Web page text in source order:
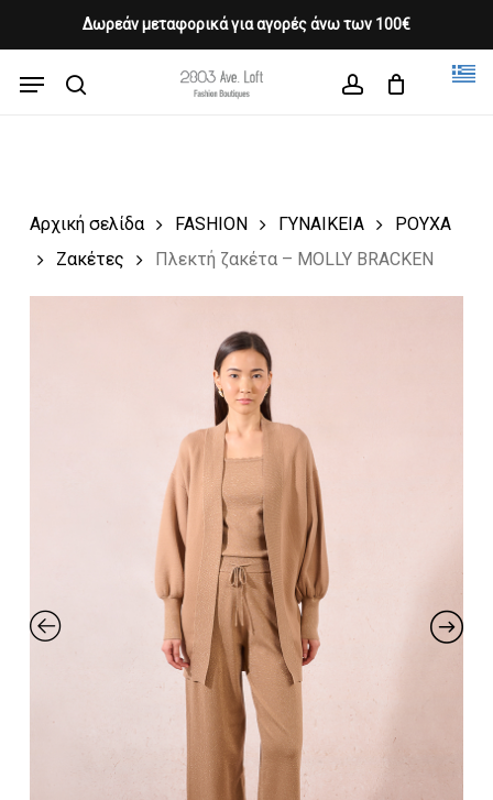
Δωρεάν μεταφορικά για αγορές άνω των 100€
content
Menu
Cart CLOSE
CART
Αρχική σελίδα FASHION ΓΥΝΑΙΚΕΙΑ
ΡΟΥΧΑ
Ζακέτες
Πλεκτή ζακέτα – MOLLY BRACKEN
Close